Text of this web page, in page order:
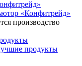
«Конфитрейд»
производство
продукты